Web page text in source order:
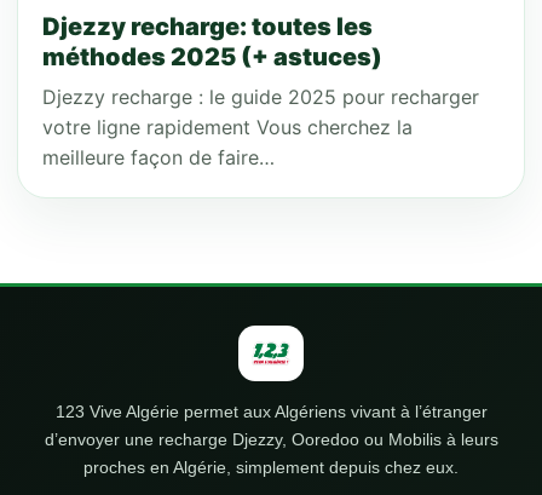
Djezzy recharge: toutes les
méthodes 2025 (+ astuces)
Djezzy recharge : le guide 2025 pour recharger
votre ligne rapidement Vous cherchez la
meilleure façon de faire…
123 Vive Algérie permet aux Algériens vivant à l’étranger
d’envoyer une recharge Djezzy, Ooredoo ou Mobilis à leurs
proches en Algérie, simplement depuis chez eux.